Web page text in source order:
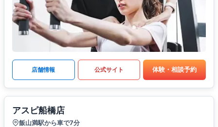
店舗情報 公式サイト 体験・相談予約
アスピ船橋店
飯山満駅から車で7分